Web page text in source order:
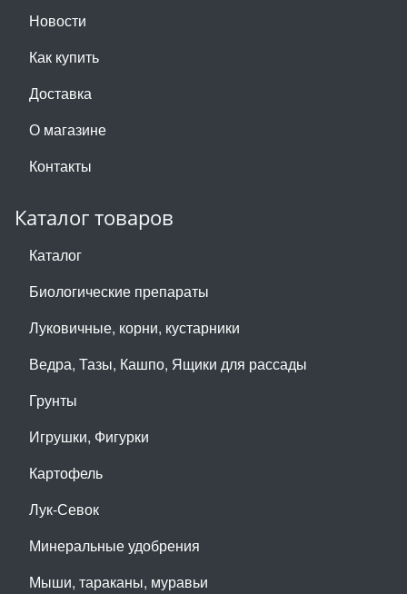
Новости
Как купить
Доставка
О магазине
Контакты
Каталог товаров
Каталог
Биологические препараты
Луковичные, корни, кустарники
Ведра, Тазы, Кашпо, Ящики для рассады
Грунты
Игрушки, Фигурки
Картофель
Лук-Севок
Минеральные удобрения
Мыши, тараканы, муравьи